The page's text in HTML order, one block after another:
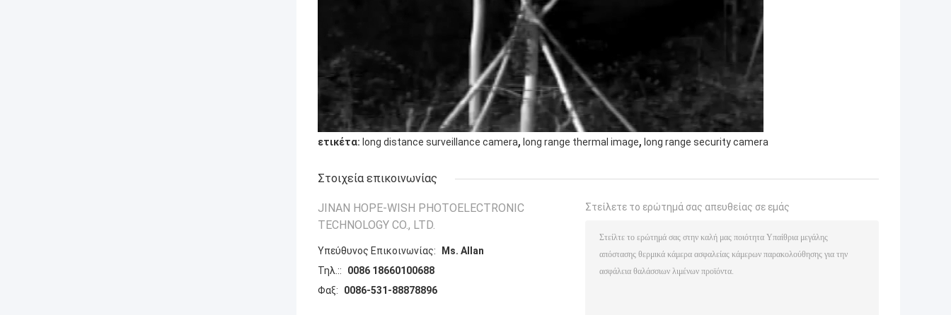
ετικέτα: long distance surveillance camera, long range thermal image, long range security camera
Στοιχεία επικοινωνίας
JINAN HOPE-WISH PHOTOELECTRONIC
TECHNOLOGY CO., LTD.
Υπεύθυνος Επικοινωνίας:
Ms. Allan
Τηλ.::
0086 18660100688
Φαξ:
0086-531-88878896
Στείλετε το ερώτημά σας απευθείας σε εμάς